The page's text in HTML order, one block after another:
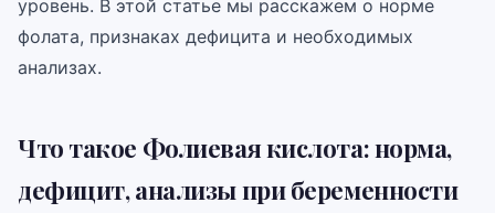
уровень. В этой статье мы расскажем о норме
фолата, признаках дефицита и необходимых
анализах.
Что такое Фолиевая кислота: норма,
дефицит, анализы при беременности